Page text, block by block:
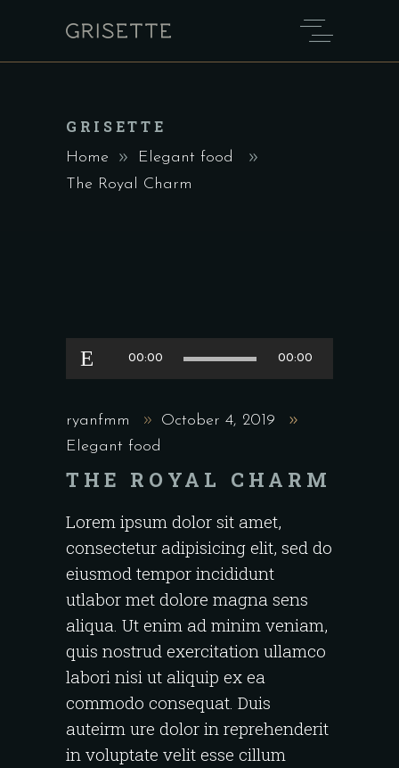
GRISETTE
Home
Elegant food
The Royal Charm
Audio
Player
00:00 00:00
ryanfmm
October 4, 2019
Elegant food
THE ROYAL CHARM
Lorem ipsum dolor sit amet,
consectetur adipisicing elit, sed do
eiusmod tempor incididunt
utlabor met dolore magna sens
aliqua. Ut enim ad minim veniam,
quis nostrud exercitation ullamco
labori nisi ut aliquip ex ea
commodo consequat. Duis
auteirm ure dolor in reprehenderit
in voluptate velit esse cillum